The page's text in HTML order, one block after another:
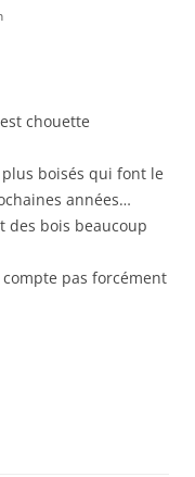
chouette
boisés qui font le
années…
des bois beaucoup
pas forcément